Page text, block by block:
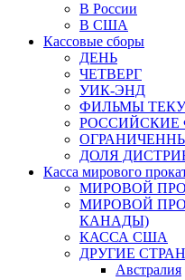
В России
В США
Кассовые сборы
ДЕНЬ
ЧЕТВЕРГ
УИК-ЭНД
ФИЛЬМЫ
ДОЛЯ
Касса мирового
МИРОВОЙ
МИРОВОЙ
КАНАДЫ)
КАССА США
ДРУГИЕ
Австралия